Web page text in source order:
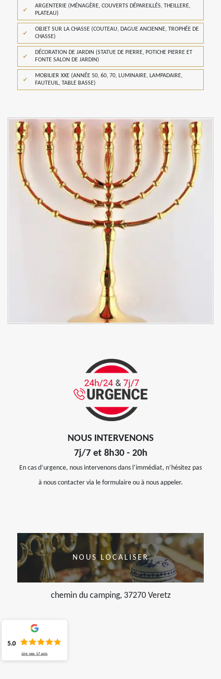
ARGENTERIE (MÉNAGÈRE, COUVERTS DÉPAREILLÉS, THEILLERE,
PLATEAU)
OBJET SUR LA CHASSE (COUTEAU, DAGUE ANCIENNE, TROPHÉE DE
CHASSE)
DÉCORATION DE JARDIN (STATUE DE PIERRE, POTICHE PIERRE ET
FONTE SALON DE JARDIN)
MOBILIER XXE (ANNÉE 50, 60, 70, LUMINAIRE, LAMPADAIRE,
FAUTEUIL, TABLE BASSE)
NOUS INTERVENONS
7j/7 et 8h30 - 20h
En cas d’urgence, nous intervenons dans l’immédiat, n’hésitez pas
à nous contacter via le formulaire ou à nous appeler.
NOUS LOCALISER
chemin du camping, 37270 Veretz
5.0
Lire nos 17 avis